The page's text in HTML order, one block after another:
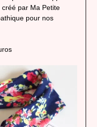
par Ma Petite
pour nos